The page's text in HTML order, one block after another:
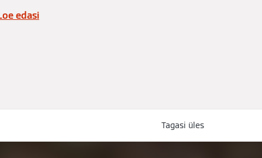
edasi
Tagasi üles